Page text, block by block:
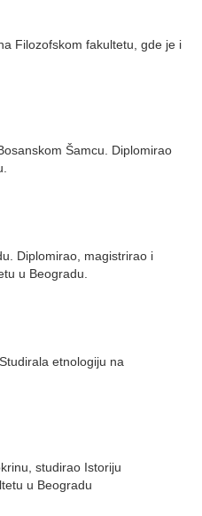
Filozofskom fakultetu, gde je i
Šamcu. Diplomirao
Diplomirao, magistrirao i
u Beogradu.
etnologiju na
studirao Istoriju
u Beogradu